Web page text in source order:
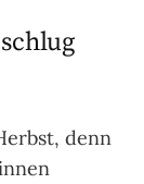
denn